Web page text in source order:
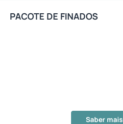
PACOTE DE FINADOS
Saber mais